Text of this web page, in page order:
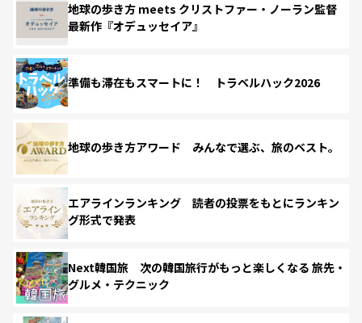
地球の歩き方 meets クリストファー・ノーラン監督
最新作『オデュッセイア』
準備も滞在もスマートに！ トラベルハック2026
地球の歩き方アワード みんなで選ぶ、旅のベスト。
エアラインランキング 読者の投票をもとにランキン
グ形式で発表
Next韓国旅 次の韓国旅行がもっと楽しくなる 旅先・
グルメ・テクニック